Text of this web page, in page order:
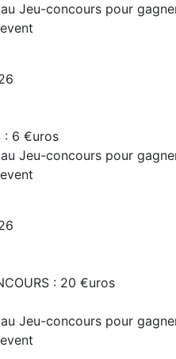
Jeu-concours pour
: 6 €uros
Jeu-concours pour
: 20 €uros
Jeu-concours pour